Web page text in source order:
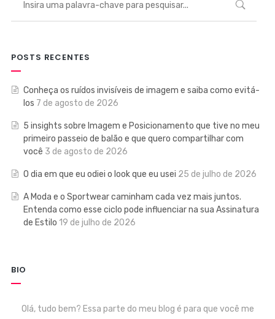
POSTS RECENTES
Conheça os ruídos invisíveis de imagem e saiba como evitá-
los 7 de agosto de 2026
5 insights sobre Imagem e Posicionamento que tive no meu
primeiro passeio de balão e que quero compartilhar com
você 3 de agosto de 2026
O dia em que eu odiei o look que eu usei 25 de julho de 2026
A Moda e o Sportwear caminham cada vez mais juntos.
Entenda como esse ciclo pode influenciar na sua Assinatura
de Estilo 19 de julho de 2026
BIO
Olá, tudo bem? Essa parte do meu blog é para que você me